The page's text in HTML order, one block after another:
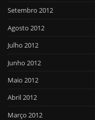
Setembro 2012
Agosto 2012
Julho 2012
Junho 2012
Maio 2012
Abril 2012
Março 2012